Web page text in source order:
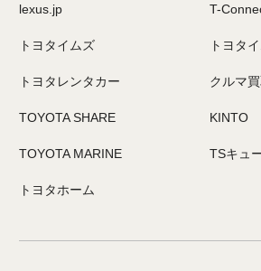
lexus.jp T-
トヨタイムズ トヨタ
トヨタレンタカー クルマ
TOYOTA SHARE KINTO
TOYOTA MARINE TSキュ
トヨタホーム